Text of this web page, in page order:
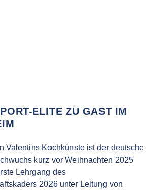
ELITE ZU GAST IM
Valentins Kochkünste ist der deutsche
kurz vor Weihnachten 2025
Lehrgang des
2026 unter Leitung von